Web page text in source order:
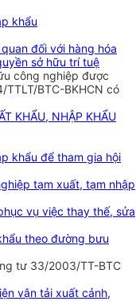
khẩu
đối với hàng hóa
sở hữu trí tuệ
công nghiệp được
BTC-BKHCN có
KHẨU, NHẬP KHẨU
khẩu để tham gia hội
tạm xuất, tạm nhập
vụ việc thay thế, sửa
theo đường bưu
tư 33/2003/TT-BTC
vận tải xuất cảnh,